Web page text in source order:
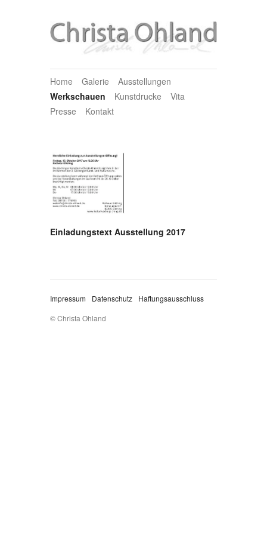
Home Galerie
Ausstellungen
Werkschauen
Kunstdrucke
Vita
Presse
Kontakt
Einladungstext Ausstellung 2017
Impressum Datenschutz
Haftungsausschluss
© Christa Ohland